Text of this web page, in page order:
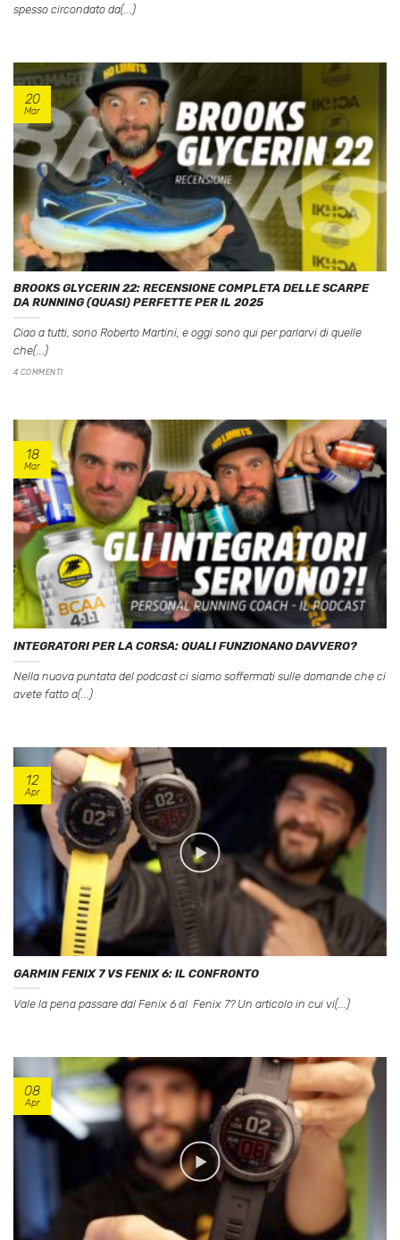
spesso circondato da(...)
BROOKS GLYCERIN 22: RECENSIONE COMPLETA DELLE SCARPE
DA RUNNING (QUASI) PERFETTE PER IL 2025
Ciao a tutti, sono Roberto Martini, e oggi sono qui per parlarvi di quelle
che(...)
4 COMMENTI
20
Mar
INTEGRATORI PER LA CORSA: QUALI FUNZIONANO DAVVERO?
Nella nuova puntata del podcast ci siamo soffermati sulle domande che ci
avete fatto a(...)
18
Mar
GARMIN FENIX 7 VS FENIX 6: IL CONFRONTO
Vale la pena passare dal Fenix 6 al Fenix 7? Un articolo in cui vi(...)
12
Apr
08
Apr